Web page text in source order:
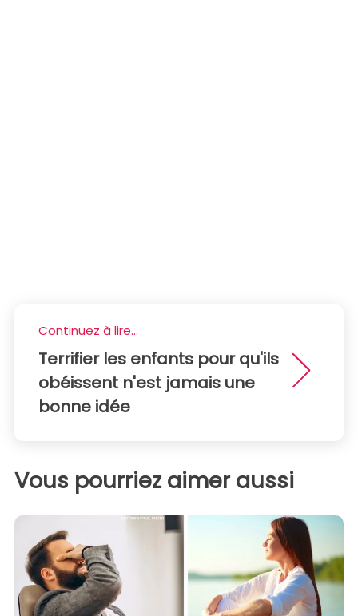
Continuez à lire...
Terrifier les enfants pour qu'ils
obéissent n'est jamais une
bonne idée
Vous pourriez aimer aussi